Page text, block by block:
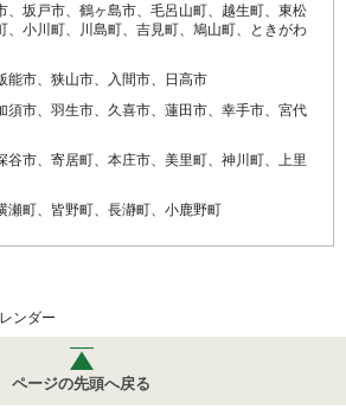
、坂戸市、鶴ヶ島市、毛呂山町、越生町、東松
、小川町、川島町、吉見町、鳩山町、ときがわ
能市、狭山市、入間市、日高市
須市、羽生市、久喜市、蓮田市、幸手市、宮代
谷市、寄居町、本庄市、美里町、神川町、上里
瀬町、皆野町、長瀞町、小鹿野町
ンダー
ページの先頭へ戻る